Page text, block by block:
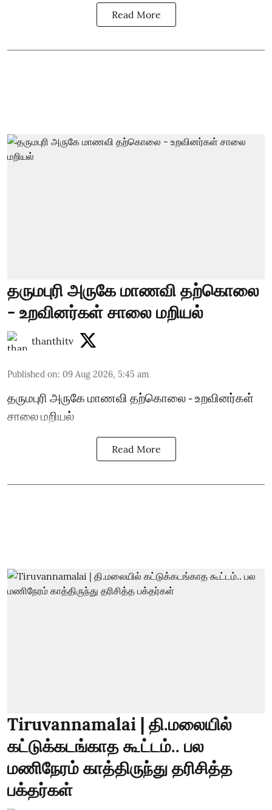
Read More
தருமபுரி அருகே மாணவி தற்கொலை
- உறவினர்கள் சாலை மறியல்
thanthitv
Published on: 09 Aug 2026, 5:45 am
தருமபுரி அருகே மாணவி தற்கொலை - உறவினர்கள்
சாலை மறியல்
Read More
Tiruvannamalai | தி.மலையில்
கட்டுக்கடங்காத கூட்டம்.. பல
மணிநேரம் காத்திருந்து தரிசித்த
பக்தர்கள்